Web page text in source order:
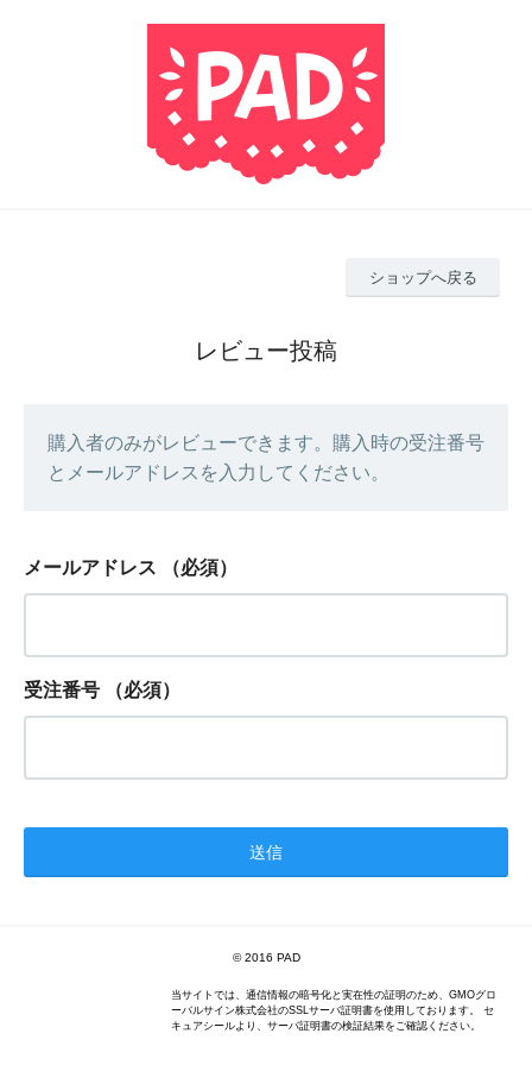
ショップへ戻る
レビュー投稿
購入者のみがレビューできます。購入時の受注番号
とメールアドレスを入力してください。
メールアドレス （必須）
受注番号 （必須）
© 2016 PAD
当サイトでは、通信情報の暗号化と実在性の証明のため、GMOグロ
ーバルサイン株式会社のSSLサーバ証明書を使用しております。 セ
キュアシールより、サーバ証明書の検証結果をご確認ください。